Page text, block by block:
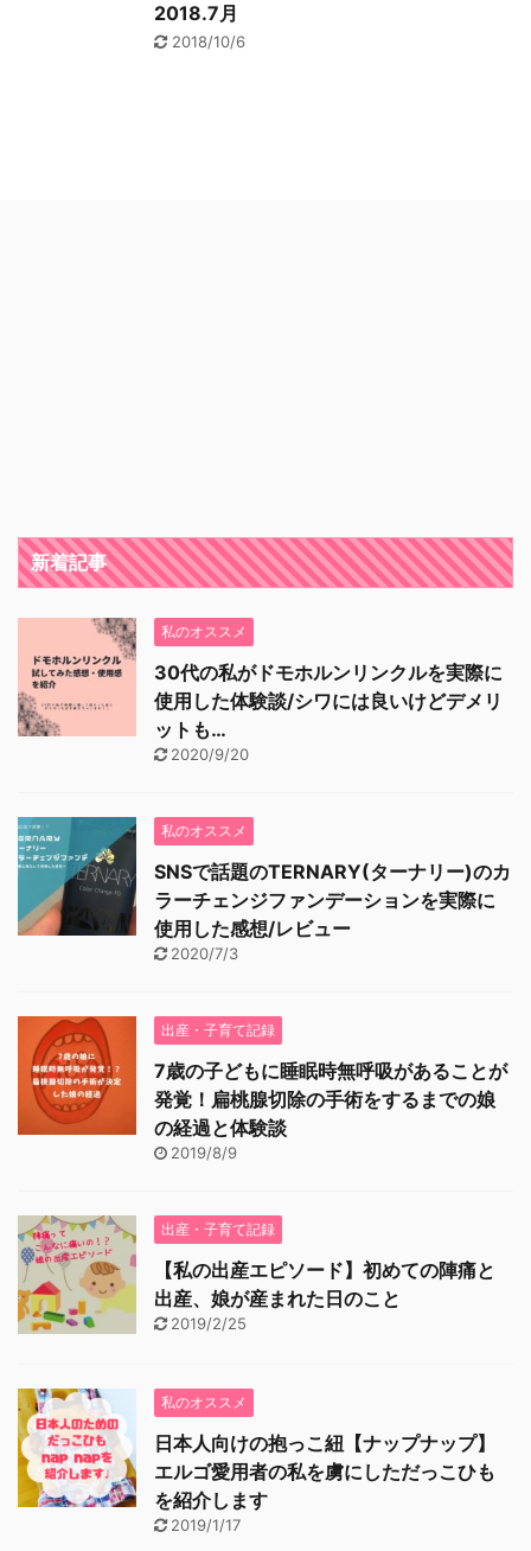
2018.7月
2018/10/6
新着記事
私のオススメ
30代の私がドモホルンリンクルを実際に
使用した体験談/シワには良いけどデメリ
ットも…
2020/9/20
私のオススメ
SNSで話題のTERNARY(ターナリー)のカ
ラーチェンジファンデーションを実際に
使用した感想/レビュー
2020/7/3
出産・子育て記録
7歳の子どもに睡眠時無呼吸があることが
発覚！扁桃腺切除の手術をするまでの娘
の経過と体験談
2019/8/9
出産・子育て記録
【私の出産エピソード】初めての陣痛と
出産、娘が産まれた日のこと
2019/2/25
私のオススメ
日本人向けの抱っこ紐【ナップナップ】
エルゴ愛用者の私を虜にしただっこひも
を紹介します
2019/1/17